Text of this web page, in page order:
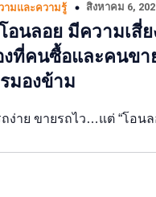
ามและความรู้ สิงหาคม 6,
อนลอย มีความเสี่ย
งที่คนซื้อและคนขา
มองข้าม
ง่าย ขายรถไว…แต่ “โอน